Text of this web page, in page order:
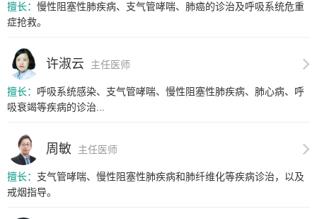
擅长： 慢性阻塞性肺疾病、支气管哮喘、肺癌的诊治及呼吸系统危重
症抢救。
许淑云 主任医师
擅长： 呼吸系统感染、支气管哮喘、慢性阻塞性肺疾病、肺心病、呼
吸衰竭等疾病的诊治...
周敏 主任医师
擅长： 支气管哮喘、慢性阻塞性肺疾病和肺纤维化等疾病诊治，以及
戒烟指导。